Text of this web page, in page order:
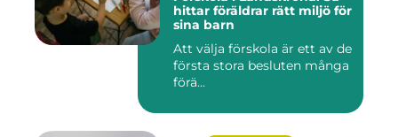
hittar föräldrar rätt miljö för
sina barn
Att välja förskola är ett av de
första stora besluten många
förä...